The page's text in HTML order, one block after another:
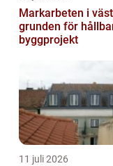
Markarbeten i
grunden för
byggprojekt
11 juli 2026